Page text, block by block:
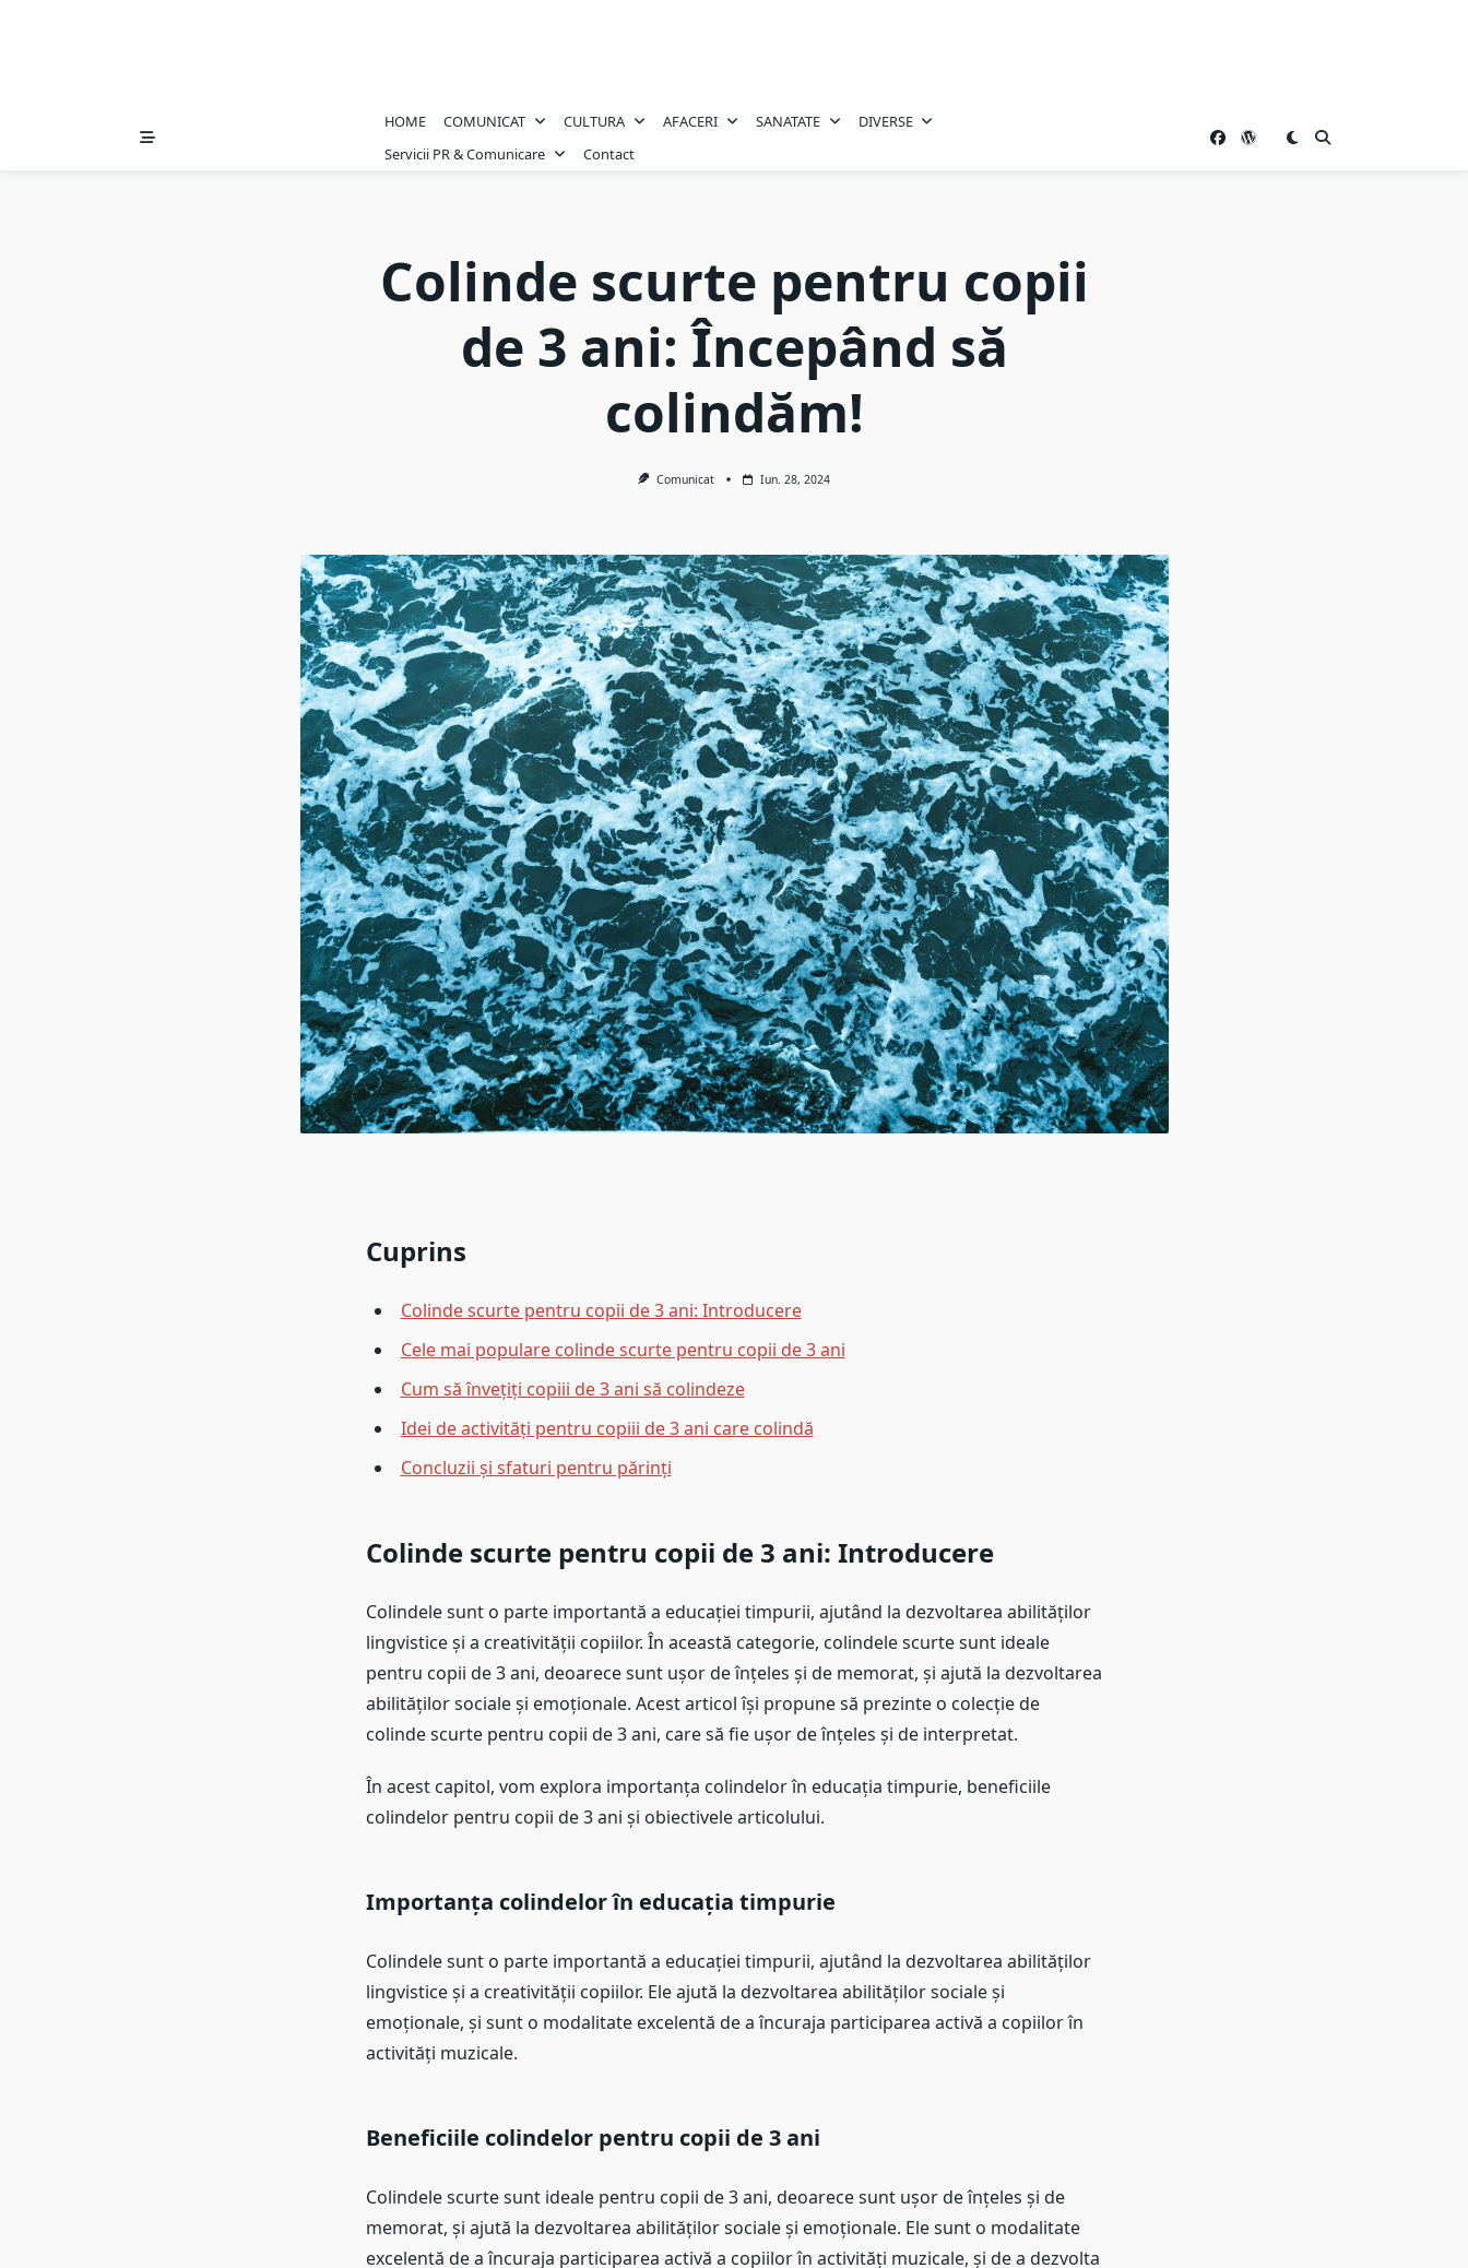
HOME COMUNICAT CULTURA AFACERI SANATATE
DIVERSE
Servicii PR & Comunicare
Contact
Colinde scurte pentru copii
de 3 ani: Începând să
colindăm!
Comunicat Iun. 28, 2024
Cuprins
Colinde scurte pentru copii de 3 ani: Introducere
Cele mai populare colinde scurte pentru copii de 3 ani
Cum să învețiți copiii de 3 ani să colindeze
Idei de activități pentru copiii de 3 ani care colindă
Concluzii și sfaturi pentru părinți
Colinde scurte pentru copii de 3 ani: Introducere
Colindele sunt o parte importantă a educației timpurii, ajutând la dezvoltarea abilităților
lingvistice și a creativității copiilor. În această categorie, colindele scurte sunt ideale
pentru copii de 3 ani, deoarece sunt ușor de înțeles și de memorat, și ajută la dezvoltarea
abilităților sociale și emoționale. Acest articol își propune să prezinte o colecție de
colinde scurte pentru copii de 3 ani, care să fie ușor de înțeles și de interpretat.
În acest capitol, vom explora importanța colindelor în educația timpurie, beneficiile
colindelor pentru copii de 3 ani și obiectivele articolului.
Importanța colindelor în educația timpurie
Colindele sunt o parte importantă a educației timpurii, ajutând la dezvoltarea abilităților
lingvistice și a creativității copiilor. Ele ajută la dezvoltarea abilităților sociale și
emoționale, și sunt o modalitate excelentă de a încuraja participarea activă a copiilor în
activități muzicale.
Beneficiile colindelor pentru copii de 3 ani
Colindele scurte sunt ideale pentru copii de 3 ani, deoarece sunt ușor de înțeles și de
memorat, și ajută la dezvoltarea abilităților sociale și emoționale. Ele sunt o modalitate
excelentă de a încuraja participarea activă a copiilor în activități muzicale, și de a dezvolta